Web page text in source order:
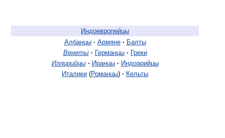
Индоевропейцы
Албанцы· Армяне· Балты
Венеты· Германцы·
Греки
Иллирийцы· Иранцы· Индоарийцы
Италики (Романцы) · Кельты